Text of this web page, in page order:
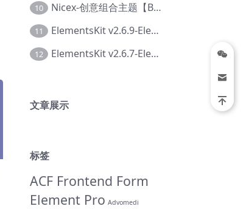
10 Nicex-创意组合主题【Be-0092】
11 ElementsKit v2.6.9-Elementor插件【Ab-0161】
12 ElementsKit v2.6.7-Elementor插件【Ab-0162】
文章展示
标签
ACF Frontend Form
Element Pro Advomedi